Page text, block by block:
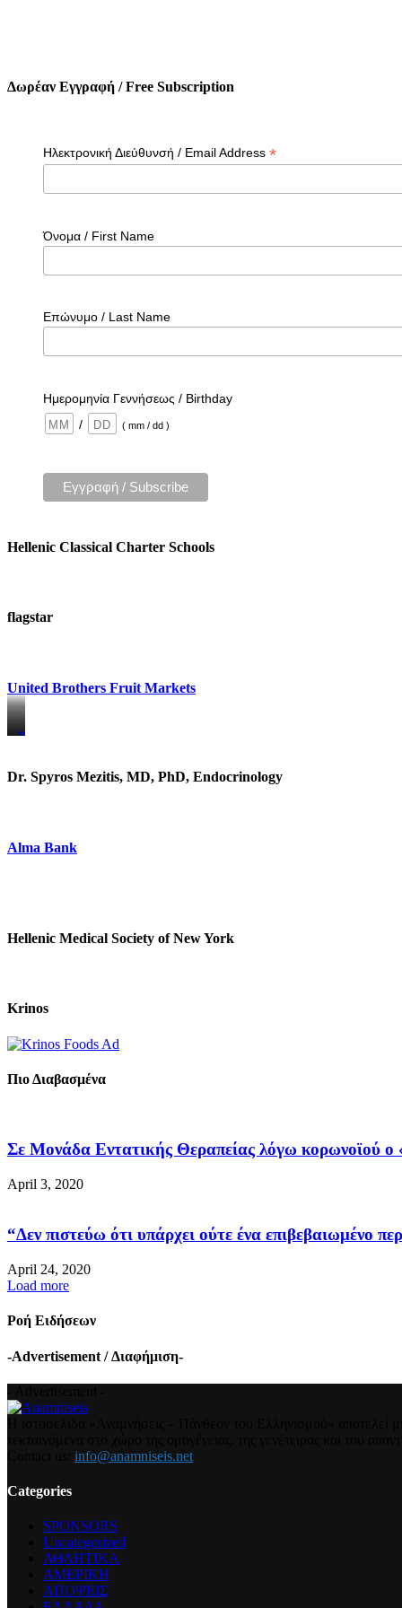
Δωρέαν Εγγραφή / Free Subscription
Ηλεκτρονική Διεύθυνσή / Email Address *
Όνομα / First Name
Επώνυμο / Last Name
Ημερομηνία Γεννήσεως / Birthday
/
( mm / dd )
Hellenic Classical Charter Schools
flagstar
United Brothers Fruit Markets
https://www.unitedbrothersfruitmarkets.com/
https://www.unitedbrothersfruitmarkets.com/
Dr. Spyros Mezitis, MD, PhD, Endocrinology
Alma Bank
Hellenic Medical Society of New York
Krinos
Πιο Διαβασμένα
Σε Μονάδα Εντατικής Θεραπείας λόγω κορωνοϊού ο
April 3, 2020
“Δεν πιστεύω ότι υπάρχει ούτε ένα επιβεβαιωμένο
April 24, 2020
Load more
Ροή Ειδήσεων
-Advertisement / Διαφήμιση-
info@anamniseis.net
Categories
SPONSORS
Uncategorized
ΑΘΛΗΤΙΚΑ
ΑΜΕΡΙΚΗ
ΑΠΟΨΕΙΣ